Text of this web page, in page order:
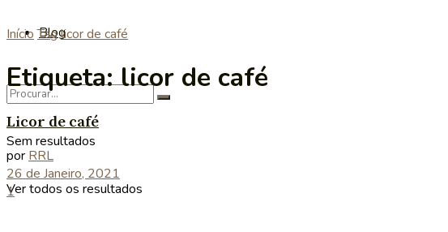
Blog
Sem resultados
Ver todos os resultados
Início Taglicor de café
Etiqueta:licor de café
Licor de café
por RRL
26 de Janeiro, 2021
1